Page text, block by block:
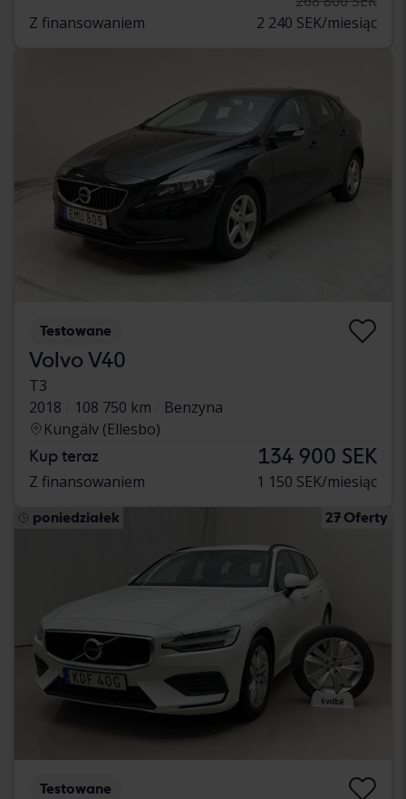
Z finansowaniem
2 240 SEK/miesiąc
Testowane
Volvo V40
T3
2018
108 750 km
Benzyna
Kungälv (Ellesbo)
Kup teraz 134 900 SEK
Z finansowaniem 1 150 SEK/miesiąc
poniedziałek 27 Oferty
Testowane